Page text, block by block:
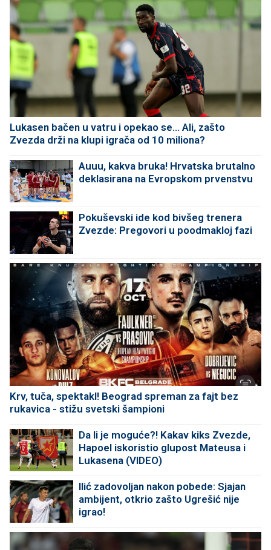
Lukasen bačen u vatru i opekao se... Ali, zašto
Zvezda drži na klupi igrača od 10 miliona?
Auuu, kakva bruka! Hrvatska brutalno
deklasirana na Evropskom prvenstvu
Pokuševski ide kod bivšeg trenera
Zvezde: Pregovori u poodmakloj fazi
Krv, tuča, spektakl! Beograd spreman za fajt bez
rukavica - stižu svetski šampioni
Da li je moguće?! Kakav kiks Zvezde,
Hapoel iskoristio glupost Mateusa i
Lukasena (VIDEO)
Ilić zadovoljan nakon pobede: Sjajan
ambijent, otkrio zašto Ugrešić nije
igrao!